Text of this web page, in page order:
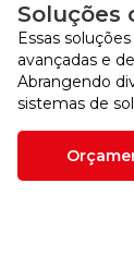
Soluções
Essas
avançadas e
Abrangendo
sistemas de